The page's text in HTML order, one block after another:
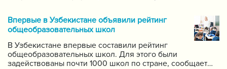
систему для размещения в интернете видео-уроков
самых ведущих учителей по каждому предмету.
Впервые в Узбекистане объявили рейтинг
общеобразовательных школ
В Узбекистане впервые составили рейтинг
общеобразовательных школ. Для этого были
задействованы почти 1000 школ по стране, сообщает